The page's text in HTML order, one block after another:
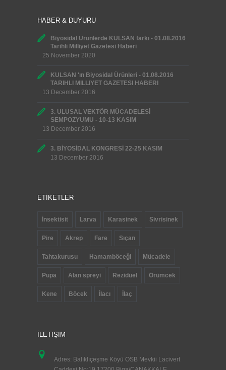
HABER & DUYURU
Biyosidal Ürünlerde KULSAN farkı - 01.08.2016
Tarihli Milliyet Gazetesi Haberi
25 November 2020
KULSAN 'ın Biyosidal Ürünleri - 01.08.2016
TARIHLI MILLIYET GAZETESI HABERI
13 December 2016
3. ULUSAL VEKTÖR MÜCADELESİ
SEMPOZYUMU - 10-13 KASIM
13 December 2016
3. BİYOSİDAL KONGRESİ 22-25 KASIM
13 December 2016
ETİKETLER
İnsektisit Larva Karasinek Sivrisinek
Pire Akrep Fare Sıçan
Tahtakurusu Hamamböceği Mücadele
Pupa Alan spreyi Rezidüel Örümcek
Kene Böcek İlacı İlaç
İLETIŞIM
Adres: Balıklıçeşme Köyü OSB Mevkii Lacivert